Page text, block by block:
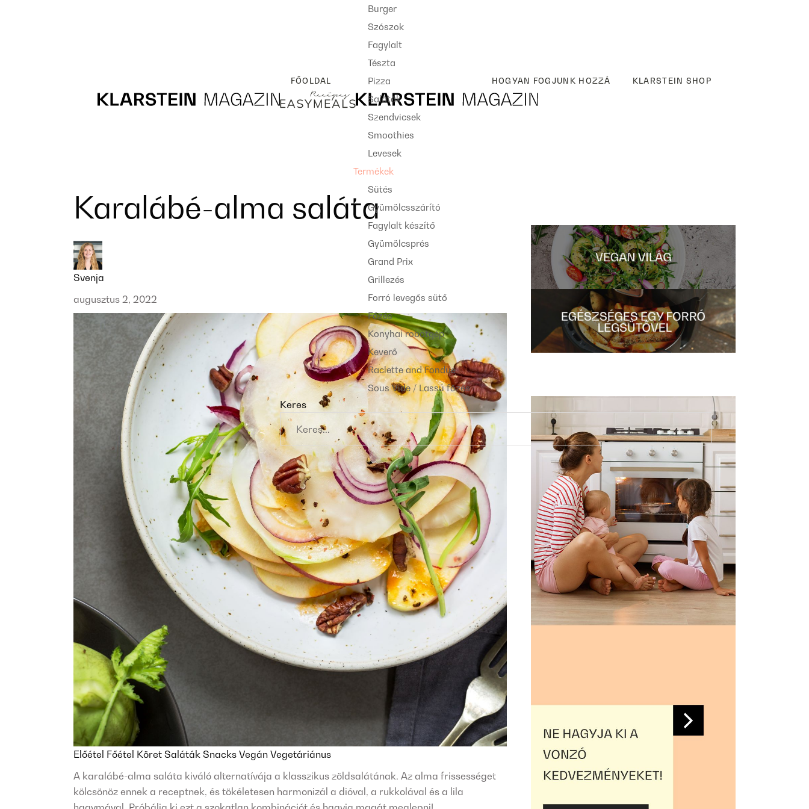
FŐOLDAL
Burger
Szószok
Fagylalt
Tészta
Pizza
Saláták
Szendvicsek
Smoothies
Levesek
Termékek
Sütés
Gyümölcsszárító
Fagylalt készítő
Gyümölcsprés
Grand Prix
Grillezés
Forró levegős sütő
Főzés
Konyhai robotgép
Keverő
Raclette and Fondue
Sous Vide / Lassú főzés
HOGYAN FOGJUNK HOZZÁ KLARSTEIN SHOP
Keres
Karalábé-alma saláta
Svenja
augusztus 2, 2022
Előétel Főétel Köret Saláták Snacks Vegán Vegetáriánus
A karalábé-alma saláta kiváló alternatívája a klasszikus zöldsalátának. Az alma frissességet
kölcsönöz ennek a receptnek, és tökéletesen harmonizál a dióval, a rukkolával és a lila